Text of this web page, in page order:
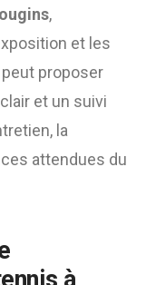
,
et les
peut proposer
et un suivi
la
attendues du